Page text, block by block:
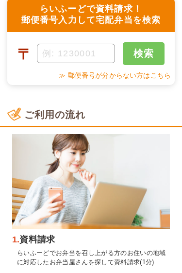
らいふーどで資料請求！
郵便番号入力して宅配弁当を検索
〒 検索
≫ 郵便番号が分からない方はこちら
ご利用の流れ
1.資料請求
らいふーどでお弁当を召し上がる方のお住いの地域
に対応したお弁当屋さんを探して資料請求(1分)